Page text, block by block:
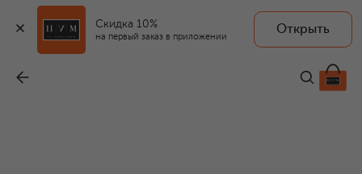
Скидка 10%
на первый заказ в приложении
Открыть
10 700 ₽